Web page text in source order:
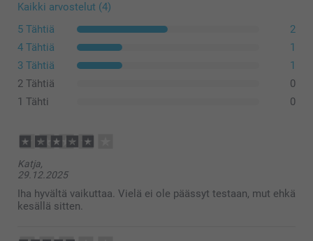
Kaikki arvostelut (4)
5 Tähtiä
2
4 Tähtiä
1
3 Tähtiä
1
2 Tähtiä
0
1 Tähti
0
Katja,
29.12.2025
Iha hyvältä vaikuttaa. Vielä ei ole päässyt testaan, mut ehkä
kesällä sitten.